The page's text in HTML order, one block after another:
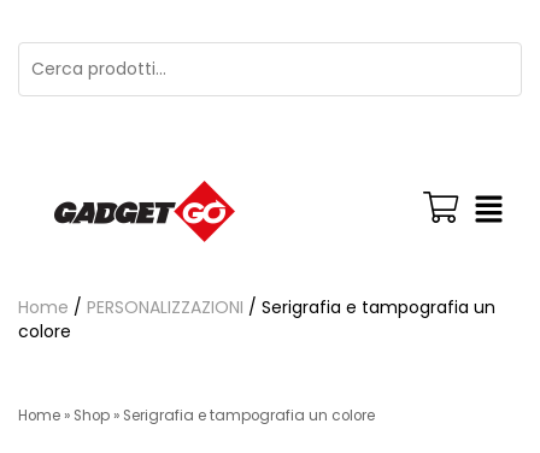
Home / PERSONALIZZAZIONI / Serigrafia e tampografia un
colore
Home » Shop » Serigrafia e tampografia un colore